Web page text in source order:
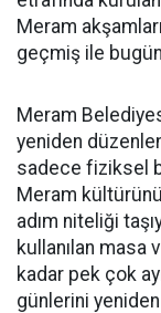
Meram
geçmiş ile
Meram
yeniden
sadece fiziksel
Meram
adım niteliği
kullanılan masa
kadar pek çok
günlerini